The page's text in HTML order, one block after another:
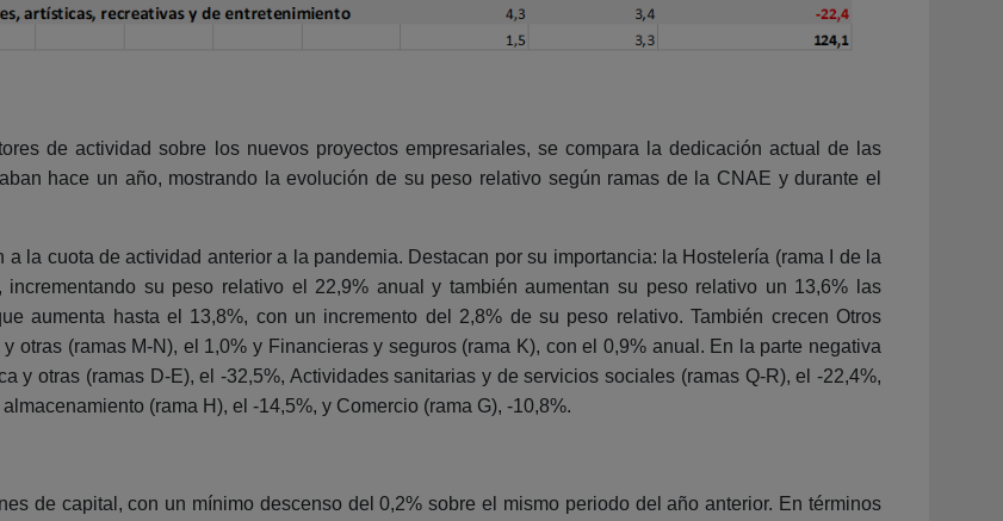
de actividad sobre los nuevos proyectos empresariales, se compara la dedicación actual de las
hace un año, mostrando la evolución de su peso relativo según ramas de la CNAE y durante el
la cuota de actividad anterior a la pandemia. Destacan por su importancia: la Hostelería (rama I de la
su peso relativo el 22,9% anual y también aumentan su peso relativo un 13,6% las
aumenta hasta el 13,8%, con un incremento del 2,8% de su peso relativo. También crecen Otros
otras (ramas M-N), el 1,0% y Financieras y seguros (rama K), con el 0,9% anual. En la parte negativa
y otras (ramas D-E), el -32,5%, Actividades sanitarias y de servicios sociales (ramas Q-R), el -22,4%,
(rama H), el -14,5%, y Comercio (rama G), -10,8%.
de capital, con un mínimo descenso del 0,2% sobre el mismo periodo del año anterior. En términos